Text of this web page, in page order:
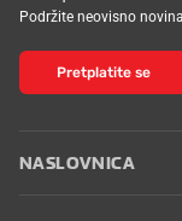
Podržite neovisno
Pretplatite se
NASLOVNICA